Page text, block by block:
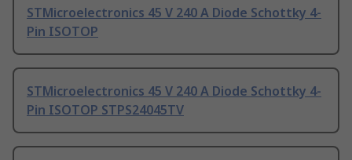
STMicroelectronics 45 V 240 A Diode Schottky 4-
Pin ISOTOP
STMicroelectronics 45 V 240 A Diode Schottky 4-
Pin ISOTOP STPS24045TV